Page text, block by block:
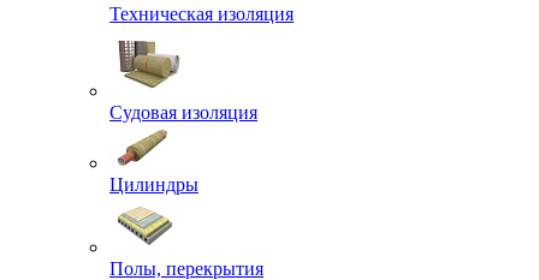
Техническая изоляция
Судовая изоляция
Цилиндры
Полы, перекрытия